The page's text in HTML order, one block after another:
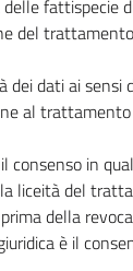
fattispecie
del
dati ai sensi
al trattamento
consenso in
liceità del
della
è il